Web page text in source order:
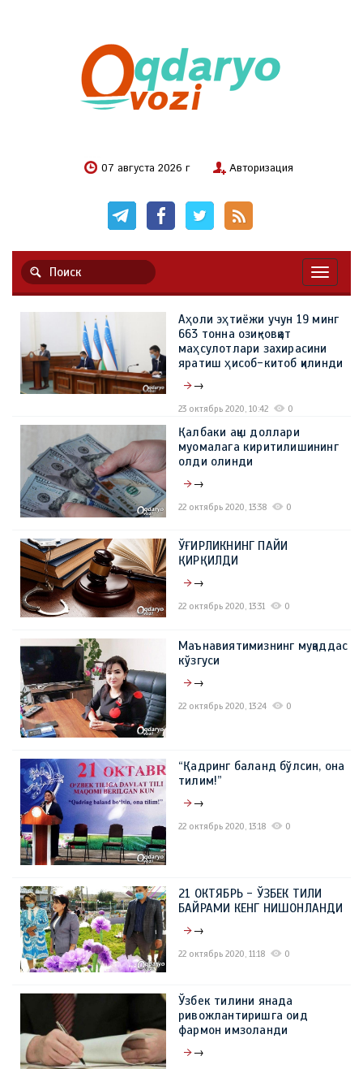
07 августа 2026 г Авторизация
Аҳоли эҳтиёжи учун 19 минг
663 тонна озиқ-овқат
маҳсулотлари захирасини
яратиш ҳисоб-китоб қилинди
→
23 октябрь 2020, 10:42 0
Қалбаки ақш доллари
муомалага киритилишининг
олди олинди
→
22 октябрь 2020, 13:38 0
ЎҒИРЛИКНИНГ ПАЙИ
ҚИРҚИЛДИ
→
22 октябрь 2020, 13:31 0
Маънавиятимизнинг муқаддас
кўзгуси
→
22 октябрь 2020, 13:24 0
“Қадринг баланд бўлсин, она
тилим!”
→
22 октябрь 2020, 13:18 0
21 ОКТЯБРЬ - ЎЗБЕК ТИЛИ
БАЙРАМИ КЕНГ НИШОНЛАНДИ
→
22 октябрь 2020, 11:18 0
Ўзбек тилини янада
ривожлантиришга оид
фармон имзоланди
→